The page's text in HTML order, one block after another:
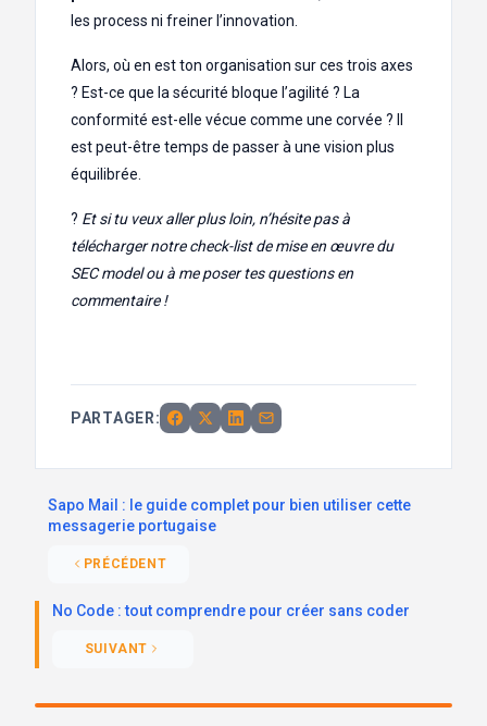
les process ni freiner l’innovation.
Alors, où en est ton organisation sur ces trois axes
? Est-ce que la sécurité bloque l’agilité ? La
conformité est-elle vécue comme une corvée ? Il
est peut-être temps de passer à une vision plus
équilibrée.
? Et si tu veux aller plus loin, n’hésite pas à
télécharger notre check-list de mise en œuvre du
SEC model ou à me poser tes questions en
commentaire !
PARTAGER:
Sapo Mail : le guide complet pour bien utiliser cette
messagerie portugaise
PRÉCÉDENT
No Code : tout comprendre pour créer sans coder
SUIVANT